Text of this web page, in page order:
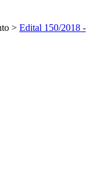
> Edital 150/2018 -